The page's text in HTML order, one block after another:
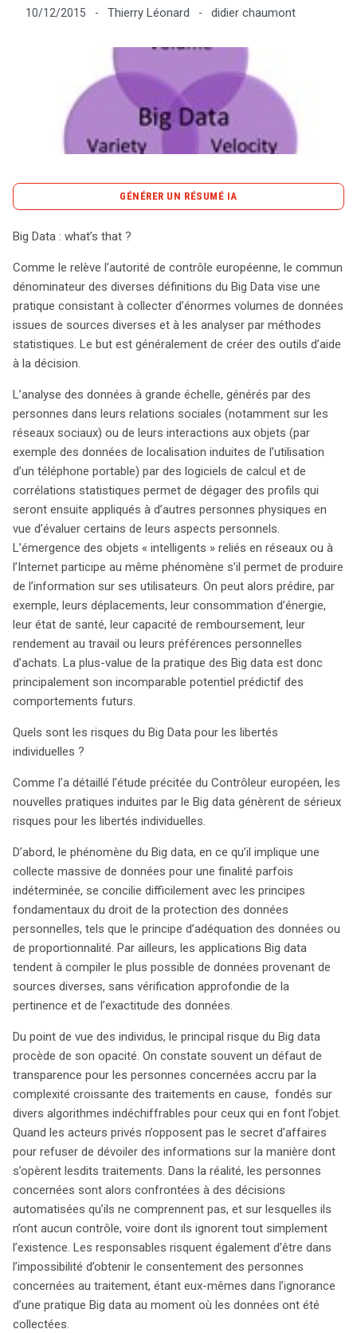
Tout sur le droit de l'innovation
Rechercher
CONTACT
10/12/2015 - Thierry Léonard - didier chaumont
GÉNÉRER UN RÉSUMÉ IA
de vastes volumes de données, transforme notre
manière de prendre des décisions. Grâce à des outils
statistiques, il permet de dégager des profils et de
prévoir des comportements futurs basés sur les
interactions humaines et les objets connectés.
Cependant, cette révolution numérique soulève des
préoccupations majeures concernant les libertés
individuelles. L’opacité de ces traitements, souvent
incompréhensibles pour les utilisateurs, pose un
problème de transparence et de consentement. Les
individus peuvent se retrouver soumis à des décisions
automatisées sur la base de données qu’ils ignorent
avoir fournies. De plus, le risque de discrimination et
d’exclusion est accentué par la possibilité d’établir des
corrélations erronées. Pour contrer ces dérives, le
Contrôleur européen propose plusieurs mesures :
renforcer la transparence des traitements, donner aux
individus davantage de contrôle sur leurs données,
intégrer la protection de la vie privée dès la conception
des systèmes, et responsabiliser les entreprises. Ces
recommandations s’inscrivent dans le cadre du futur
Règlement européen sur la protection des données, qui
vise à garantir un équilibre entre l’innovation et le respect
pouvons espérer un développement du Big Data qui soit
bénéfique tout en protégeant les libertés fondamentales
Big Data : what’s that ?
Comme le relève l’autorité de contrôle européenne, le commun
dénominateur des diverses définitions du Big Data vise une
pratique consistant à collecter d’énormes volumes de données
issues de sources diverses et à les analyser par méthodes
statistiques. Le but est généralement de créer des outils d’aide
à la décision.
L’analyse des données à grande échelle, générés par des
personnes dans leurs relations sociales (notamment sur les
réseaux sociaux) ou de leurs interactions aux objets (par
exemple des données de localisation induites de l’utilisation
d’un téléphone portable) par des logiciels de calcul et de
corrélations statistiques permet de dégager des profils qui
seront ensuite appliqués à d’autres personnes physiques en
vue d’évaluer certains de leurs aspects personnels.
L’émergence des objets « intelligents » reliés en réseaux ou à
l’Internet participe au même phénomène s’il permet de produire
de l’information sur ses utilisateurs. On peut alors prédire, par
exemple, leurs déplacements, leur consommation d’énergie,
leur état de santé, leur capacité de remboursement, leur
rendement au travail ou leurs préférences personnelles
d’achats. La plus-value de la pratique des Big data est donc
principalement son incomparable potentiel prédictif des
comportements futurs.
Quels sont les risques du Big Data pour les libertés
individuelles ?
Comme l’a détaillé l’étude précitée du Contrôleur européen, les
nouvelles pratiques induites par le Big data génèrent de sérieux
risques pour les libertés individuelles.
D’abord, le phénomène du Big data, en ce qu’il implique une
collecte massive de données pour une finalité parfois
indéterminée, se concilie difficilement avec les principes
fondamentaux du droit de la protection des données
personnelles, tels que le principe d’adéquation des données ou
de proportionnalité. Par ailleurs, les applications Big data
tendent à compiler le plus possible de données provenant de
sources diverses, sans vérification approfondie de la
pertinence et de l’exactitude des données.
Du point de vue des individus, le principal risque du Big data
procède de son opacité. On constate souvent un défaut de
transparence pour les personnes concernées accru par la
complexité croissante des traitements en cause, fondés sur
divers algorithmes indéchiffrables pour ceux qui en font l’objet.
Quand les acteurs privés n’opposent pas le secret d’affaires
pour refuser de dévoiler des informations sur la manière dont
s’opèrent lesdits traitements. Dans la réalité, les personnes
concernées sont alors confrontées à des décisions
automatisées qu’ils ne comprennent pas, et sur lesquelles ils
n’ont aucun contrôle, voire dont ils ignorent tout simplement
l’existence. Les responsables risquent également d’être dans
l’impossibilité d’obtenir le consentement des personnes
concernées au traitement, étant eux-mêmes dans l’ignorance
d’une pratique Big data au moment où les données ont été
collectées.